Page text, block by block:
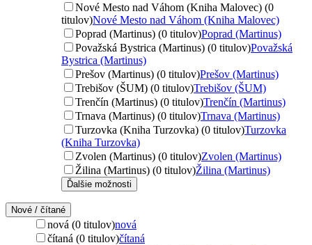
Nové Mesto nad Váhom (Kniha Malovec) (0
titulov)Nové Mesto nad Váhom (Kniha Malovec)
Poprad (Martinus) (0 titulov)Poprad (Martinus)
Považská Bystrica (Martinus) (0 titulov)Považská
Bystrica (Martinus)
Prešov (Martinus) (0 titulov)Prešov (Martinus)
Trebišov (ŠUM) (0 titulov)Trebišov (ŠUM)
Trenčín (Martinus) (0 titulov)Trenčín (Martinus)
Trnava (Martinus) (0 titulov)Trnava (Martinus)
Turzovka (Kniha Turzovka) (0 titulov)Turzovka
(Kniha Turzovka)
Zvolen (Martinus) (0 titulov)Zvolen (Martinus)
Žilina (Martinus) (0 titulov)Žilina (Martinus)
Ďalšie možnosti
Nové / čítané
nová (0 titulov)nová
čítaná (0 titulov)čítaná